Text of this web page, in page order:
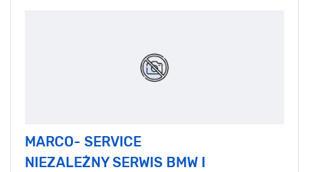
MARCO- SERVICE
NIEZALEŻNY SERWIS BMW I